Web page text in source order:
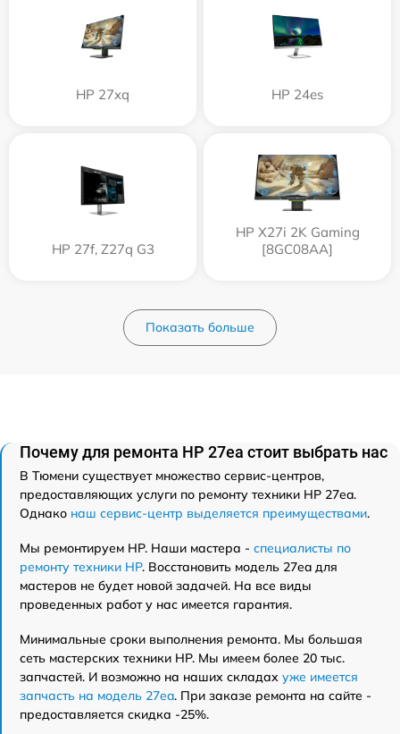
HP 27xq HP 24es
HP 27f, Z27q G3
HP X27i 2K Gaming
[8GC08AA]
Показать больше
Почему для ремонта HP 27ea стоит выбрать нас
В Тюмени существует множество сервис-центров,
предоставляющих услуги по ремонту техники HP 27ea.
Однако наш сервис-центр выделяется преимуществами.
Мы ремонтируем HP. Наши мастера - специалисты по
ремонту техники HP. Восстановить модель 27ea для
мастеров не будет новой задачей. На все виды
проведенных работ у нас имеется гарантия.
Минимальные сроки выполнения ремонта. Мы большая
сеть мастерских техники HP. Мы имеем более 20 тыс.
запчастей. И возможно на наших складах уже имеется
запчасть на модель 27ea. При заказе ремонта на сайте -
предоставляется скидка -25%.